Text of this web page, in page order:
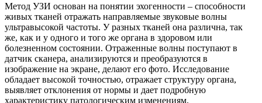
Метод УЗИ основан на понятии эхогенности – способности
живых тканей отражать направляемые звуковые волны
ультравысокой частоты. У разных тканей она различна, так
же, как и у одного и того же органа в здоровом или
болезненном состоянии. Отраженные волны поступают в
датчик сканера, анализируются и преобразуются в
изображение на экране, делают его фото. Исследование
обладает высокой точностью, отражает структуру органа,
выявляет отклонения от нормы и дает подробную
характеристику патологическим изменениям.